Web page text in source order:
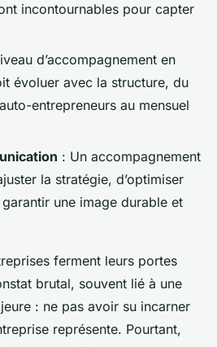
incontournables pour capter
d’accompagnement en
évoluer avec la structure, du
entrepreneurs au mensuel
: Un accompagnement
la stratégie, d’optimiser
une image durable et
ferment leurs portes
brutal, souvent lié à une
: ne pas avoir su incarner
représente. Pourtant,